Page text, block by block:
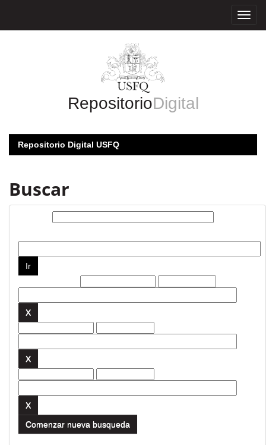
RepositorioDigital
Repositorio Digital USFQ
Buscar
Comenzar nueva busqueda